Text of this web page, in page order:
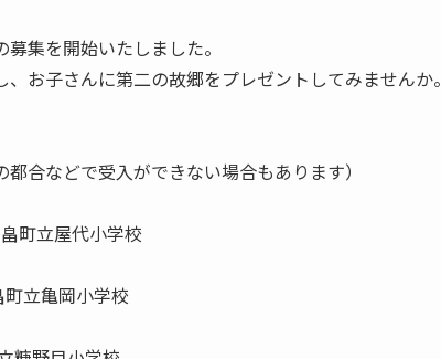
集を開始いたしました。
お子さんに第二の故郷をプレゼントしてみませんか。
合などで受入ができない場合もあります）
立屋代小学校
立亀岡小学校